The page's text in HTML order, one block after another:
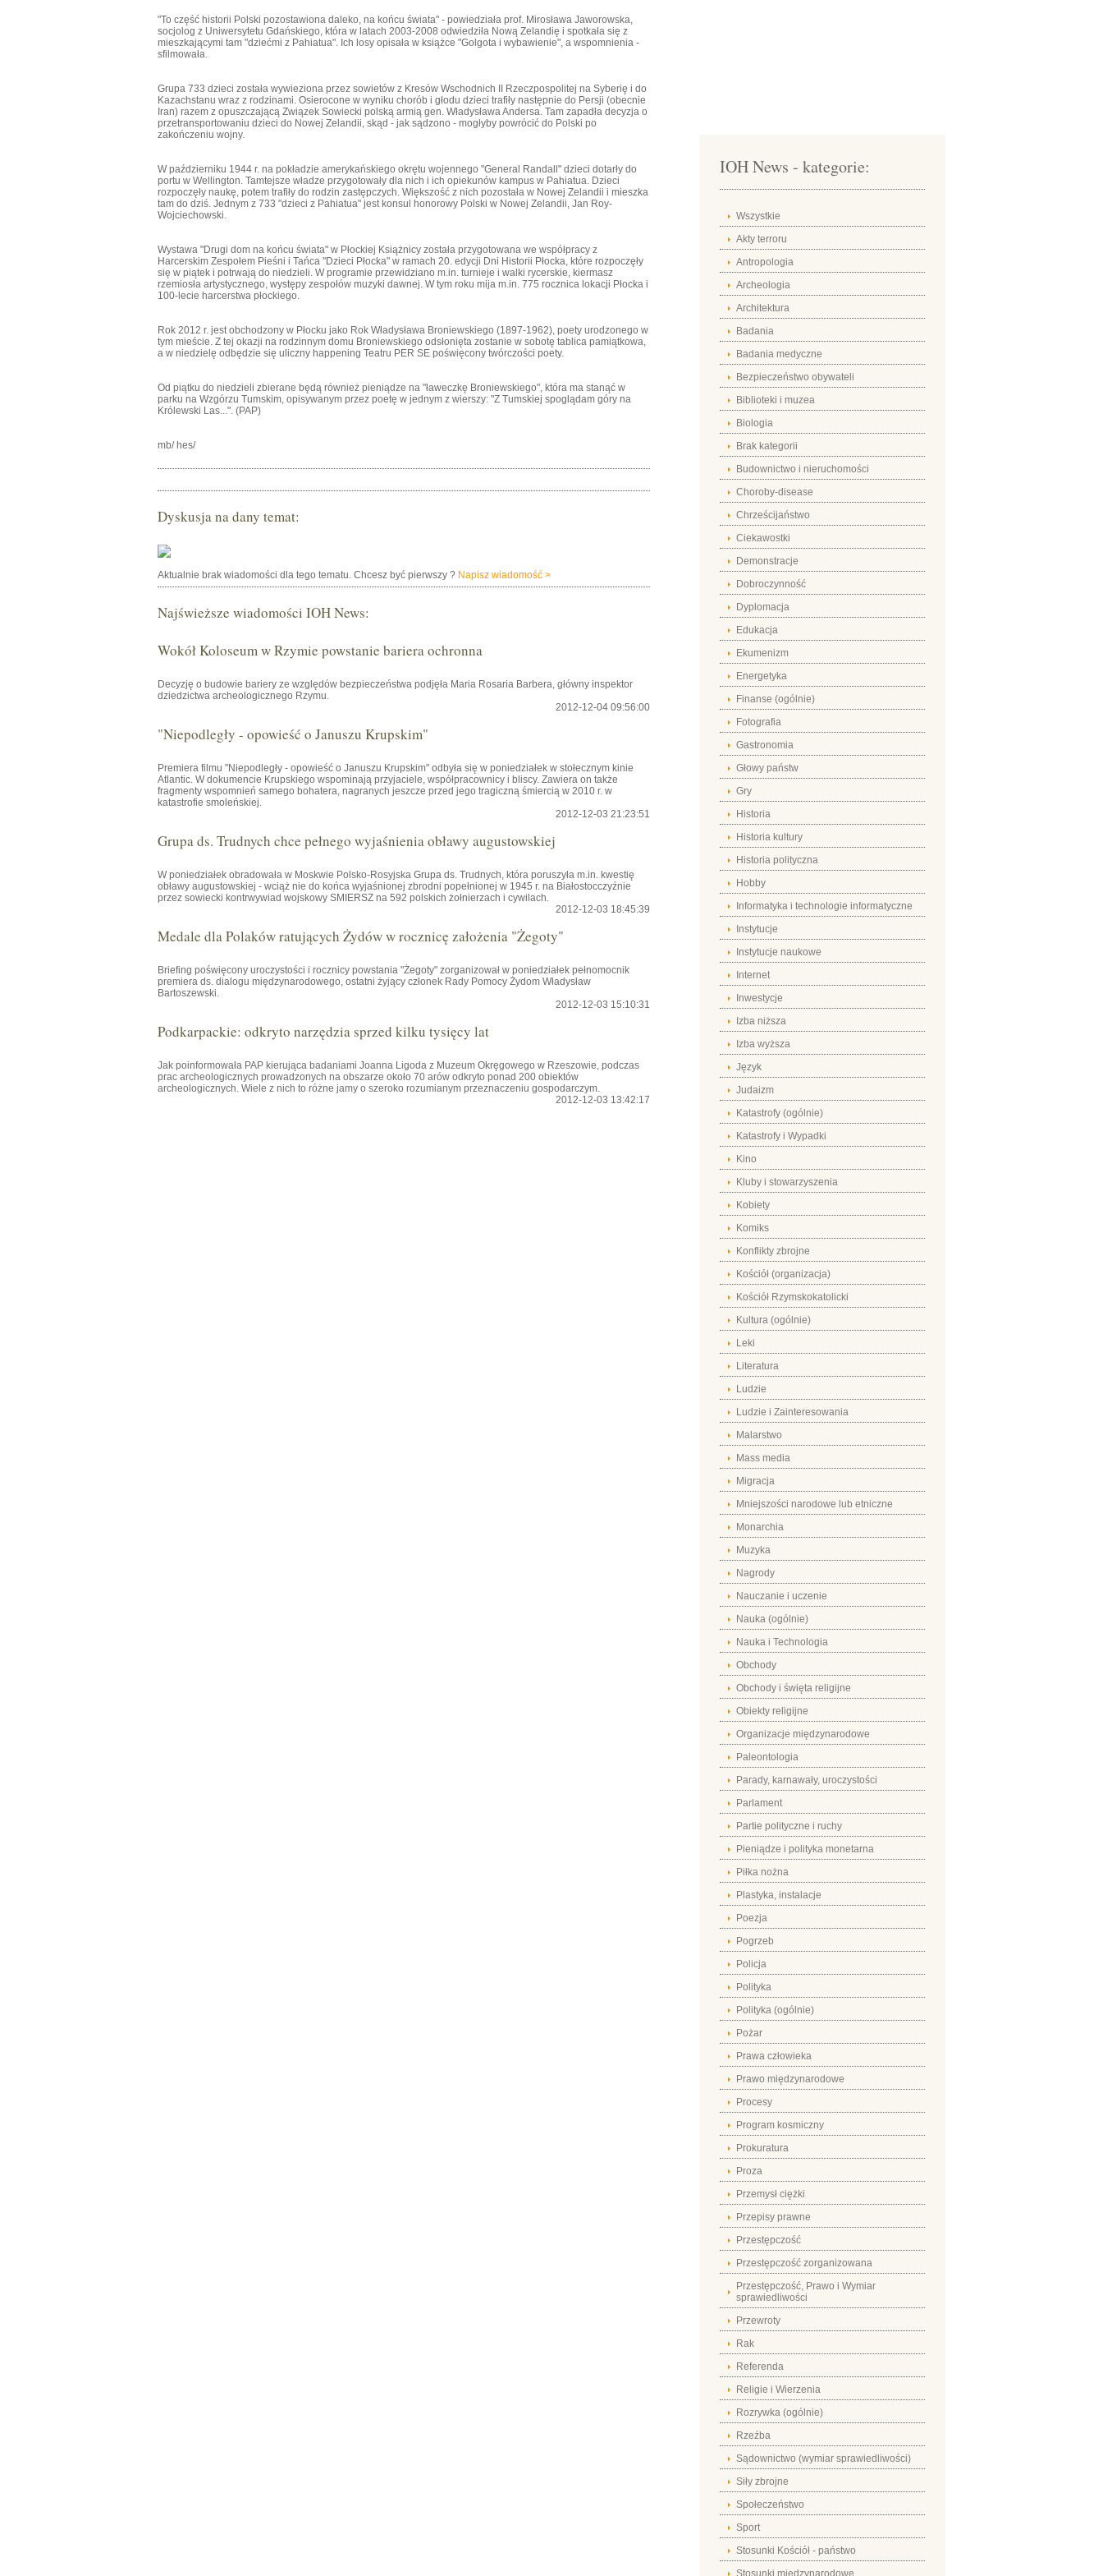
"To część historii Polski pozostawiona daleko, na końcu świata" - powiedziała prof. Mirosława Jaworowska,
socjolog z Uniwersytetu Gdańskiego, która w latach 2003-2008 odwiedziła Nową Zelandię i spotkała się z
mieszkającymi tam "dziećmi z Pahiatua". Ich losy opisała w książce "Golgota i wybawienie", a wspomnienia -
sfilmowała.
Grupa 733 dzieci została wywieziona przez sowietów z Kresów Wschodnich II Rzeczpospolitej na Syberię i do
Kazachstanu wraz z rodzinami. Osierocone w wyniku chorób i głodu dzieci trafiły następnie do Persji (obecnie
Iran) razem z opuszczającą Związek Sowiecki polską armią gen. Władysława Andersa. Tam zapadła decyzja o
przetransportowaniu dzieci do Nowej Zelandii, skąd - jak sądzono - mogłyby powrócić do Polski po
zakończeniu wojny.
W październiku 1944 r. na pokładzie amerykańskiego okrętu wojennego "General Randall" dzieci dotarły do
portu w Wellington. Tamtejsze władze przygotowały dla nich i ich opiekunów kampus w Pahiatua. Dzieci
rozpoczęły naukę, potem trafiły do rodzin zastępczych. Większość z nich pozostała w Nowej Zelandii i mieszka
tam do dziś. Jednym z 733 "dzieci z Pahiatua" jest konsul honorowy Polski w Nowej Zelandii, Jan Roy-
Wojciechowski.
Wystawa "Drugi dom na końcu świata" w Płockiej Książnicy została przygotowana we współpracy z
Harcerskim Zespołem Pieśni i Tańca "Dzieci Płocka" w ramach 20. edycji Dni Historii Płocka, które rozpoczęły
się w piątek i potrwają do niedzieli. W programie przewidziano m.in. turnieje i walki rycerskie, kiermasz
rzemiosła artystycznego, występy zespołów muzyki dawnej. W tym roku mija m.in. 775 rocznica lokacji Płocka i
100-lecie harcerstwa płockiego.
Rok 2012 r. jest obchodzony w Płocku jako Rok Władysława Broniewskiego (1897-1962), poety urodzonego w
tym mieście. Z tej okazji na rodzinnym domu Broniewskiego odsłonięta zostanie w sobotę tablica pamiątkowa,
a w niedzielę odbędzie się uliczny happening Teatru PER SE poświęcony twórczości poety.
Od piątku do niedzieli zbierane będą również pieniądze na "ławeczkę Broniewskiego", która ma stanąć w
parku na Wzgórzu Tumskim, opisywanym przez poetę w jednym z wierszy: "Z Tumskiej spoglądam góry na
Królewski Las...". (PAP)
mb/ hes/
Dyskusja na dany temat:
Aktualnie brak wiadomości dla tego tematu. Chcesz być pierwszy ? Napisz wiadomość >
Najświeższe wiadomości IOH News:
Wokół Koloseum w Rzymie powstanie bariera ochronna
Decyzję o budowie bariery ze względów bezpieczeństwa podjęła Maria Rosaria Barbera, główny inspektor
dziedzictwa archeologicznego Rzymu.
2012-12-04 09:56:00
"Niepodległy - opowieść o Januszu Krupskim"
Premiera filmu "Niepodległy - opowieść o Januszu Krupskim" odbyła się w poniedziałek w stołecznym kinie
Atlantic. W dokumencie Krupskiego wspominają przyjaciele, współpracownicy i bliscy. Zawiera on także
fragmenty wspomnień samego bohatera, nagranych jeszcze przed jego tragiczną śmiercią w 2010 r. w
katastrofie smoleńskiej.
2012-12-03 21:23:51
Grupa ds. Trudnych chce pełnego wyjaśnienia obławy augustowskiej
W poniedziałek obradowała w Moskwie Polsko-Rosyjska Grupa ds. Trudnych, która poruszyła m.in. kwestię
obławy augustowskiej - wciąż nie do końca wyjaśnionej zbrodni popełnionej w 1945 r. na Białostocczyźnie
przez sowiecki kontrwywiad wojskowy SMIERSZ na 592 polskich żołnierzach i cywilach.
2012-12-03 18:45:39
Medale dla Polaków ratujących Żydów w rocznicę założenia "Żegoty"
Briefing poświęcony uroczystości i rocznicy powstania "Żegoty" zorganizował w poniedziałek pełnomocnik
premiera ds. dialogu międzynarodowego, ostatni żyjący członek Rady Pomocy Żydom Władysław
Bartoszewski.
2012-12-03 15:10:31
Podkarpackie: odkryto narzędzia sprzed kilku tysięcy lat
Jak poinformowała PAP kierująca badaniami Joanna Ligoda z Muzeum Okręgowego w Rzeszowie, podczas
prac archeologicznych prowadzonych na obszarze około 70 arów odkryto ponad 200 obiektów
archeologicznych. Wiele z nich to różne jamy o szeroko rozumianym przeznaczeniu gospodarczym.
2012-12-03 13:42:17
IOH News - kategorie:
Wszystkie
Akty terroru
Antropologia
Archeologia
Architektura
Badania
Badania medyczne
Bezpieczeństwo obywateli
Biblioteki i muzea
Biologia
Brak kategorii
Budownictwo i nieruchomości
Choroby-disease
Chrześcijaństwo
Ciekawostki
Demonstracje
Dobroczynność
Dyplomacja
Edukacja
Ekumenizm
Energetyka
Finanse (ogólnie)
Fotografia
Gastronomia
Głowy państw
Gry
Historia
Historia kultury
Historia polityczna
Hobby
Informatyka i technologie informatyczne
Instytucje
Instytucje naukowe
Internet
Inwestycje
Izba niższa
Izba wyższa
Język
Judaizm
Katastrofy (ogólnie)
Katastrofy i Wypadki
Kino
Kluby i stowarzyszenia
Kobiety
Komiks
Konflikty zbrojne
Kościół (organizacja)
Kościół Rzymskokatolicki
Kultura (ogólnie)
Leki
Literatura
Ludzie
Ludzie i Zainteresowania
Malarstwo
Mass media
Migracja
Mniejszości narodowe lub etniczne
Monarchia
Muzyka
Nagrody
Nauczanie i uczenie
Nauka (ogólnie)
Nauka i Technologia
Obchody
Obchody i święta religijne
Obiekty religijne
Organizacje międzynarodowe
Paleontologia
Parady, karnawały, uroczystości
Parlament
Partie polityczne i ruchy
Pieniądze i polityka monetarna
Piłka nożna
Plastyka, instalacje
Poezja
Pogrzeb
Policja
Polityka
Polityka (ogólnie)
Pożar
Prawa człowieka
Prawo międzynarodowe
Procesy
Program kosmiczny
Prokuratura
Proza
Przemysł ciężki
Przepisy prawne
Przestępczość
Przestępczość zorganizowana
Przestępczość, Prawo i Wymiar
sprawiedliwości
Przewroty
Rak
Referenda
Religie i Wierzenia
Rozrywka (ogólnie)
Rzeźba
Sądownictwo (wymiar sprawiedliwości)
Siły zbrojne
Społeczeństwo
Sport
Stosunki Kościół - państwo
Stosunki międzynarodowe